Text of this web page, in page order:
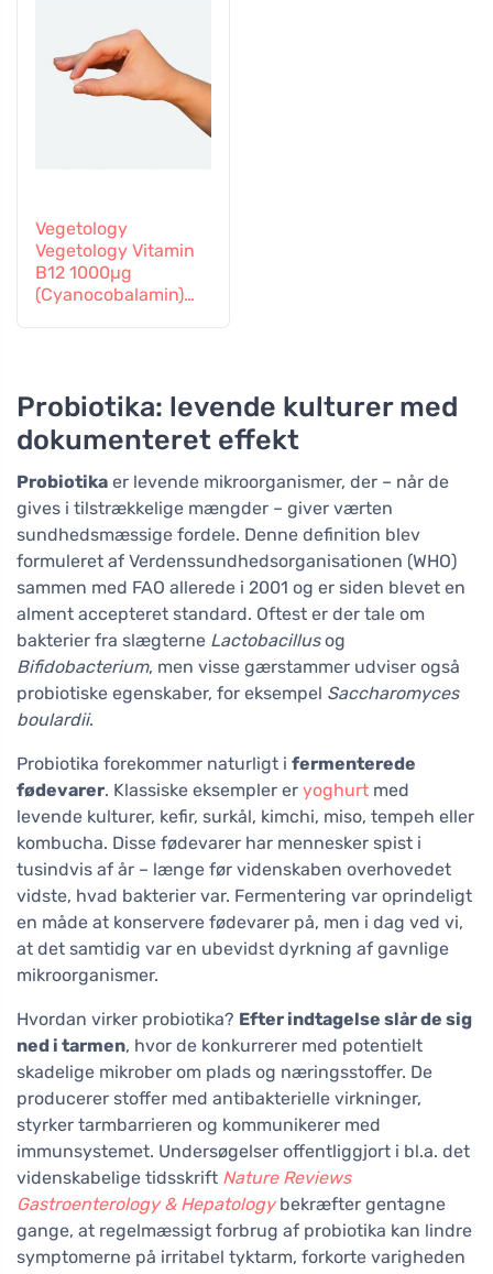
Vegetology
Vegetology Vitamin
B12 1000µg
(Cyanocobalamin)
Probiotika: levende kulturer med
dokumenteret effekt
Probiotika er levende mikroorganismer, der – når de
gives i tilstrækkelige mængder – giver værten
sundhedsmæssige fordele. Denne definition blev
formuleret af Verdenssundhedsorganisationen (WHO)
sammen med FAO allerede i 2001 og er siden blevet en
alment accepteret standard. Oftest er der tale om
bakterier fra slægterne Lactobacillusog
Bifidobacterium, men visse gærstammer udviser også
probiotiske egenskaber, for eksempel Saccharomyces
boulardii.
Probiotika forekommer naturligt i fermenterede
fødevarer. Klassiske eksempler er yoghurt med
levende kulturer, kefir, surkål, kimchi, miso, tempeh eller
kombucha. Disse fødevarer har mennesker spist i
tusindvis af år – længe før videnskaben overhovedet
vidste, hvad bakterier var. Fermentering var oprindeligt
en måde at konservere fødevarer på, men i dag ved vi,
at det samtidig var en ubevidst dyrkning af gavnlige
mikroorganismer.
Hvordan virker probiotika? Efter indtagelse slår de sig
ned i tarmen, hvor de konkurrerer med potentielt
skadelige mikrober om plads og næringsstoffer. De
producerer stoffer med antibakterielle virkninger,
styrker tarmbarrieren og kommunikerer med
immunsystemet. Undersøgelser offentliggjort i bl.a. det
videnskabelige tidsskrift Nature Reviews
Gastroenterology & Hepatologybekræfter gentagne
gange, at regelmæssigt forbrug af probiotika kan lindre
symptomerne på irritabel tyktarm, forkorte varigheden